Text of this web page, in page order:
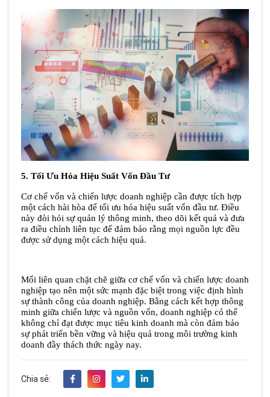
5. Tối Ưu Hóa Hiệu Suất Vốn Đầu Tư
Cơ chế vốn và chiến lược doanh nghiệp cần được tích hợp
một cách hài hòa để tối ưu hóa hiệu suất vốn đầu tư. Điều
này đòi hỏi sự quản lý thông minh, theo dõi kết quả và đưa
ra điều chỉnh liên tục để đảm bảo rằng mọi nguồn lực đều
được sử dụng một cách hiệu quả.
Mối liên quan chặt chẽ giữa cơ chế vốn và chiến lược doanh
nghiệp tạo nên một sức mạnh đặc biệt trong việc định hình
sự thành công của doanh nghiệp. Bằng cách kết hợp thông
minh giữa chiến lược và nguồn vốn, doanh nghiệp có thể
không chỉ đạt được mục tiêu kinh doanh mà còn đảm bảo
sự phát triển bền vững và hiệu quả trong môi trường kinh
doanh đầy thách thức ngày nay.
Chia sẻ: